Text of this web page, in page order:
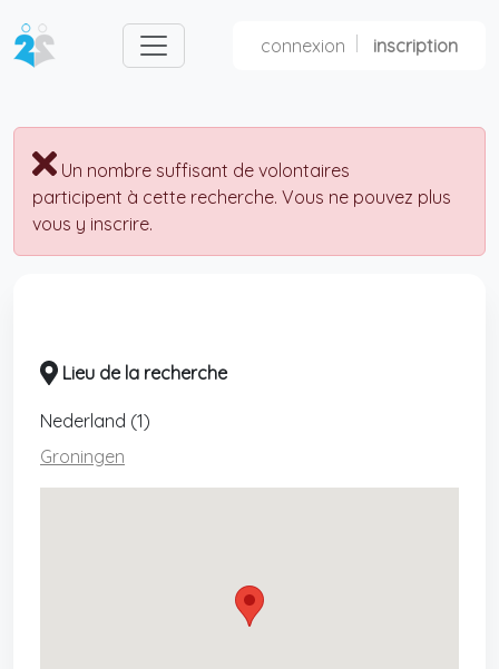
connexion inscription
Un nombre suffisant de volontaires
participent à cette recherche. Vous ne pouvez plus
vous y inscrire.
Lieu de la recherche
Nederland (1)
Groningen